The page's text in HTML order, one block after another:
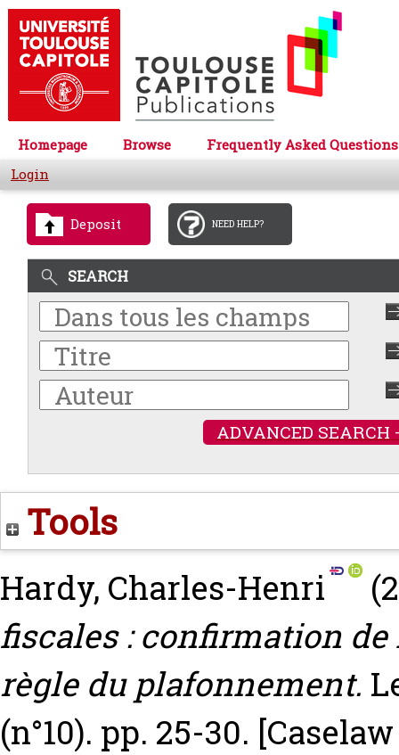
Homepage Browse
Frequently Asked Questions
Login
Deposit NEED HELP?
SEARCH
ADVANCED SEARCH
Tools
Hardy, Charles-Henri
fiscales : confirmation de
règle du plafonnement.
(n°10). pp. 25-30.